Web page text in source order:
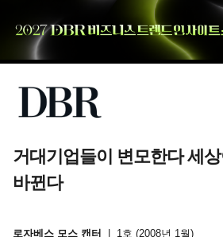
거대기업들이 변모한다 세
바뀐다
로자베스 모스 캔터 1호 (2008년 1월)